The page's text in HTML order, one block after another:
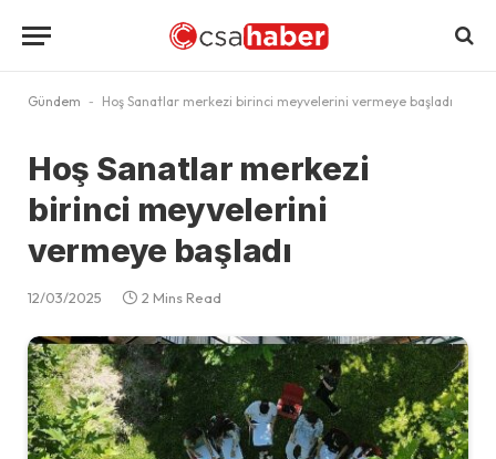
Gündem - Hoş Sanatlar merkezi birinci meyvelerini vermeye başladı
Hoş Sanatlar merkezi
birinci meyvelerini
vermeye başladı
12/03/2025 2 Mins Read